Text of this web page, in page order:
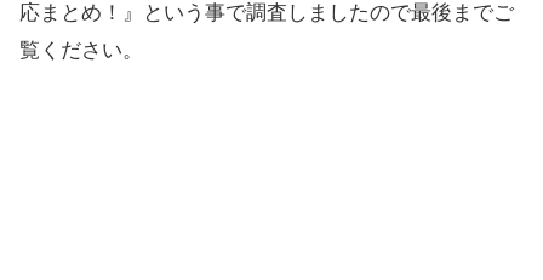
応まとめ！』という事で調査しましたので最後までご
覧ください。